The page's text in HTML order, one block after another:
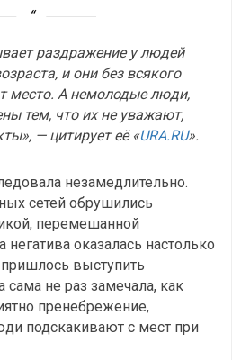
раздражение у людей
и они без всякого
место. А немолодые люди,
тем, что их не уважают,
— цитирует её «URA.RU».
незамедлительно.
сетей обрушились
перемешанной
оказалась настолько
выступить
не раз замечала, как
пренебрежение,
подскакивают с мест при